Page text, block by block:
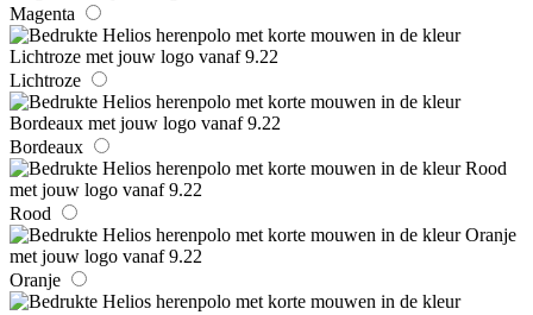
Magenta
Lichtroze
Bordeaux
Rood
Oranje